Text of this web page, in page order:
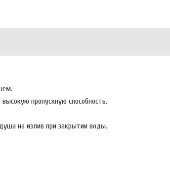
пропускную способность.
на излив при закрытии воды.